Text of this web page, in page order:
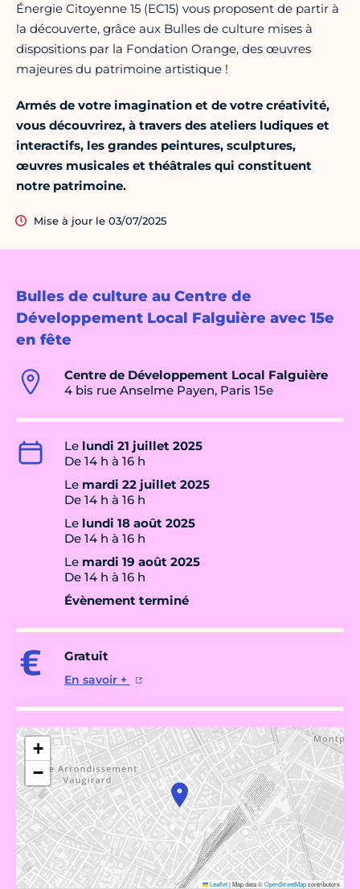
Bulles de culture au Centre de
Développement Local Falguière avec 15e
en fête
Centre de Développement Local Falguière
4 bis rue Anselme Payen, Paris 15e
Le lundi 21 juillet 2025
De 14 h à 16 h
Le mardi 22 juillet 2025
De 14 h à 16 h
Le lundi 18 août 2025
De 14 h à 16 h
Le mardi 19 août 2025
De 14 h à 16 h
Évènement terminé
Gratuit
En savoir +
+
−
Leaflet|Map data ©OpenStreetMapcontributors
Énergie Citoyenne 15 (EC15) vous proposent de partir à
la découverte, grâce aux Bulles de culture mises à
dispositions par la Fondation Orange, des œuvres
majeures du patrimoine artistique !
Armés de votre imagination et de votre créativité,
vous découvrirez, à travers des ateliers ludiques et
interactifs, les grandes peintures, sculptures,
œuvres musicales et théâtrales qui constituent
notre patrimoine.
Mise à jour le 03/07/2025